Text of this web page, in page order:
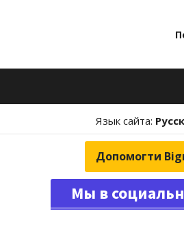
Язык сайта:
Допомогти
Мы в